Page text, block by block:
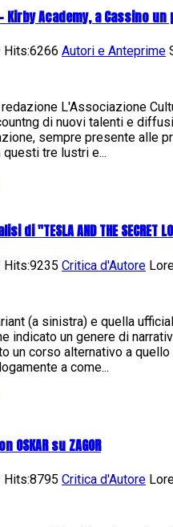
Kirby Academy, a Cassino
Autori e Anteprime
L'Associazione
di nuovi talenti e
sempre presente alle
tre lustri e...
di "TESLA AND THE SECRET
Critica d'Autore
(a sinistra) e quella
indicato un genere di
un corso alternativo a
a come...
su ZAGOR
Critica d'Autore